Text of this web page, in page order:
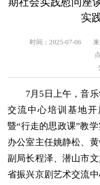
实
时间：2025-07-06
7月5日上午，音
交流中心培训基地
暨“行走的思政课”教
办公室主任姚静松、
副局长程泽、潜山市
省振兴京剧艺术交流